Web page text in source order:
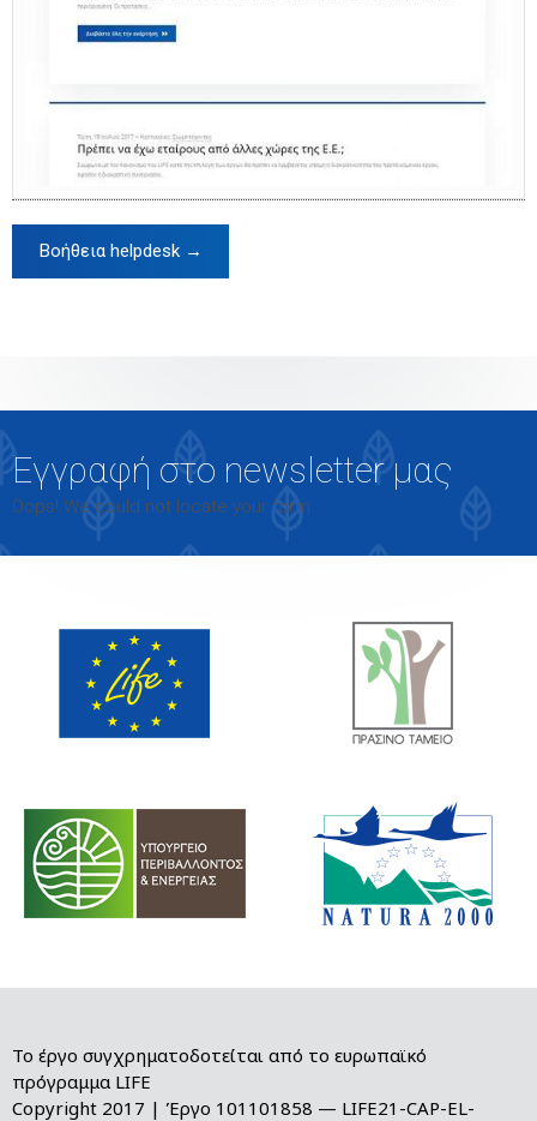
Βοήθεια helpdesk →
Εγγραφή στο newsletter μας
Oops! We could not locate your form.
Το έργο συγχρηματοδοτείται από το ευρωπαϊκό
πρόγραμμα LIFE
Copyright 2017 | Έργο 101101858 — LIFE21-CAP-EL-